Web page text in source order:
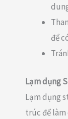
để
Lạm dụng
Lạm dụng
trúc để làm